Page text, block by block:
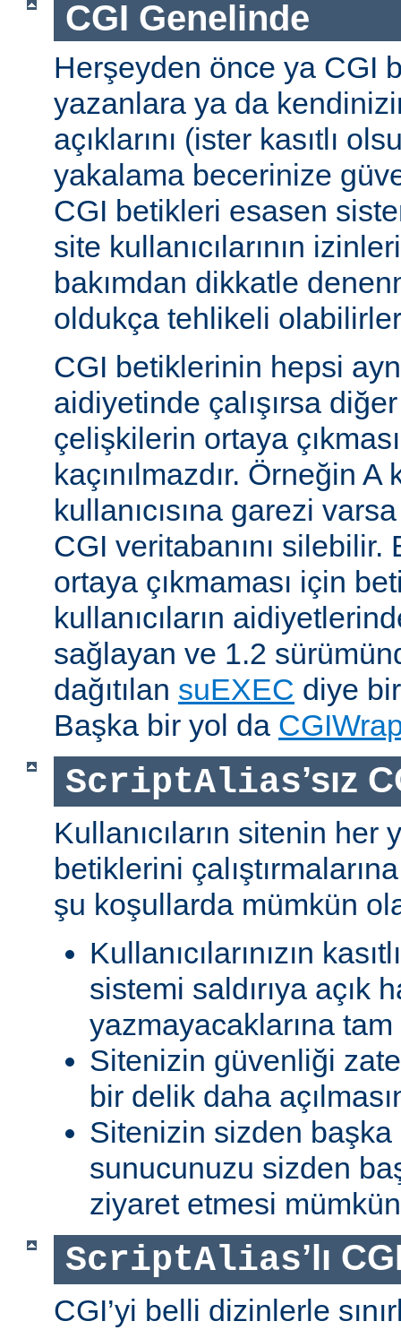
CGI Genelinde
Herşeyden önce ya CGI
yazanlara ya da
açıklarını (ister kasıtlı
yakalama becerinize
CGI betikleri esasen
site kullanıcılarının
bakımdan dikkatle
oldukça tehlikeli
CGI betiklerinin hepsi
aidiyetinde çalışırsa
çelişkilerin ortaya
kaçınılmazdır. Örneğin A
kullanıcısına garezi
CGI veritabanını silebilir.
ortaya çıkmaması için
kullanıcıların
sağlayan ve 1.2
dağıtılan suEXEC diye
Başka bir yol da
ScriptAlias’sız
Kullanıcıların sitenin her
betiklerini
şu koşullarda mümkün
Kullanıcılarınızın
sistemi saldırıya açık
yazmayacaklarına
Sitenizin güvenliği
bir delik daha
Sitenizin sizden başka
sunucunuzu sizden
ziyaret etmesi
ScriptAlias’lı
CGI’yi belli dizinlerle